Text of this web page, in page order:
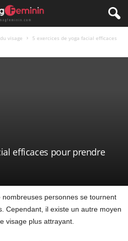
visage
5 exercices de yoga facial efficaces
efficaces pour prendre
personnes se tournent
Cependant, il existe un autre moyen
visage plus attrayant.